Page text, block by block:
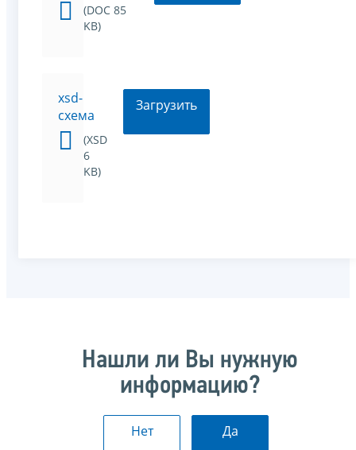
(DOC 85
KB)
xsd-
схема
(XSD
6
KB)
Загрузить
Нашли ли Вы нужную
информацию?
Нет Да